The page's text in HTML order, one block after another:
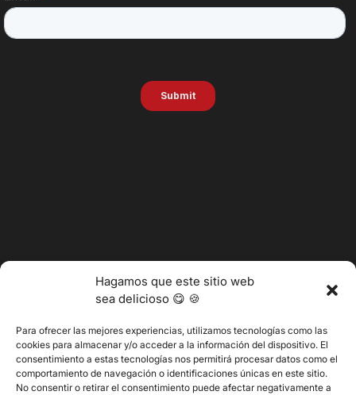
Hagamos que este sitio web
sea delicioso 😋 🍪
Para ofrecer las mejores experiencias, utilizamos tecnologías como las
cookies para almacenar y/o acceder a la información del dispositivo. El
consentimiento a estas tecnologías nos permitirá procesar datos como el
comportamiento de navegación o identificaciones únicas en este sitio.
No consentir o retirar el consentimiento puede afectar negativamente a
@2025 Vertitech. Todos los derechos reservados.